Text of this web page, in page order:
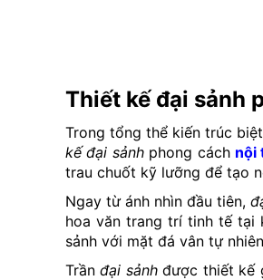
Thiết kế đại sảnh
Trong tổng thể kiến trúc
kế đại sảnhphong cách nội
trau chuốt kỹ lưỡng để tạo
Ngay từ ánh nhìn đầu tiên,
hoa văn trang trí tinh tế tại
sảnh với mặt đá vân tự
Trầnđại sảnhđược thiết kế